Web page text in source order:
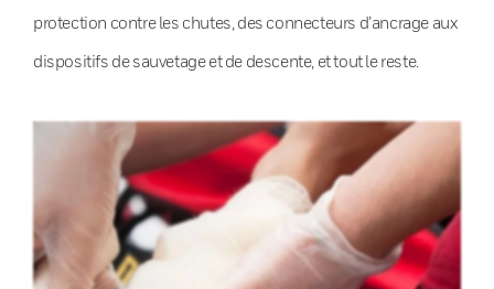
protection contre les chutes, des connecteurs d’ancrage aux
dispositifs de sauvetage et de descente, et tout le reste.